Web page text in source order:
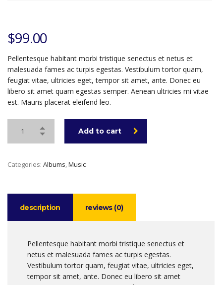
$99.00
Pellentesque habitant morbi tristique senectus et netus et
malesuada fames ac turpis egestas. Vestibulum tortor quam,
feugiat vitae, ultricies eget, tempor sit amet, ante. Donec eu
libero sit amet quam egestas semper. Aenean ultricies mi vitae
est. Mauris placerat eleifend leo.
Add to cart
Categories: Albums Music
description reviews (0)
Pellentesque habitant morbi tristique senectus et
netus et malesuada fames ac turpis egestas.
Vestibulum tortor quam, feugiat vitae, ultricies eget,
tempor sit amet, ante. Donec eu libero sit amet